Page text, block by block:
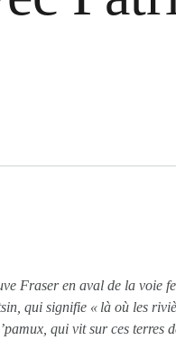
Fraser en aval de la voie
qui signifie « là où les
qui vit sur ces terres